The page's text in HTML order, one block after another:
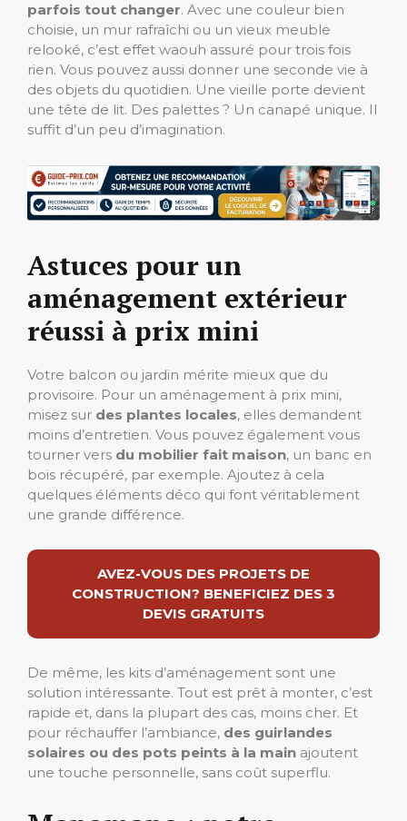
parfois tout changer. Avec une couleur bien
choisie, un mur rafraîchi ou un vieux meuble
relooké, c’est effet waouh assuré pour trois fois
rien. Vous pouvez aussi donner une seconde vie à
des objets du quotidien. Une vieille porte devient
une tête de lit. Des palettes ? Un canapé unique. Il
suffit d’un peu d’imagination.
Astuces pour un
aménagement extérieur
réussi à prix mini
Votre balcon ou jardin mérite mieux que du
provisoire. Pour un aménagement à prix mini,
misez sur des plantes locales, elles demandent
moins d’entretien. Vous pouvez également vous
tourner vers du mobilier fait maison, un banc en
bois récupéré, par exemple. Ajoutez à cela
quelques éléments déco qui font véritablement
une grande différence.
AVEZ-VOUS DES PROJETS DE
CONSTRUCTION? BENEFICIEZ DES 3
DEVIS GRATUITS
De même, les kits d’aménagement sont une
solution intéressante. Tout est prêt à monter, c’est
rapide et, dans la plupart des cas, moins cher. Et
pour réchauffer l’ambiance, des guirlandes
solaires ou des pots peints à la main ajoutent
une touche personnelle, sans coût superflu.